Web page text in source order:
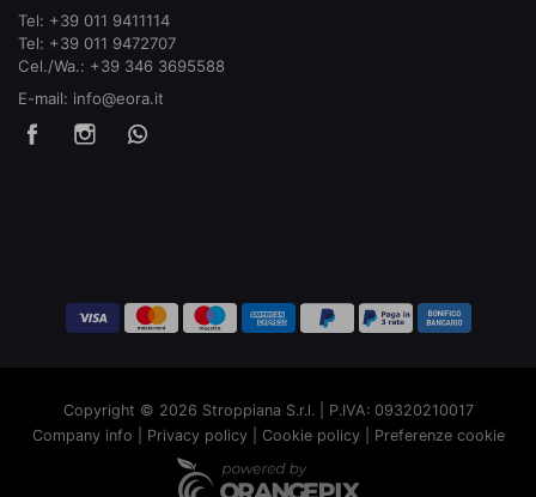
Tel: +39 011 9411114
Tel: +39 011 9472707
Cel./Wa.: +39 346 3695588
E-mail: info@eora.it
Copyright © 2026 Stroppiana S.r.l. | P.IVA: 09320210017
Company info
Privacy policy| Cookie policy| Preferenze cookie